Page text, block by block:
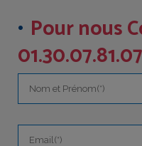
Pour nous
01.30.07.81.07